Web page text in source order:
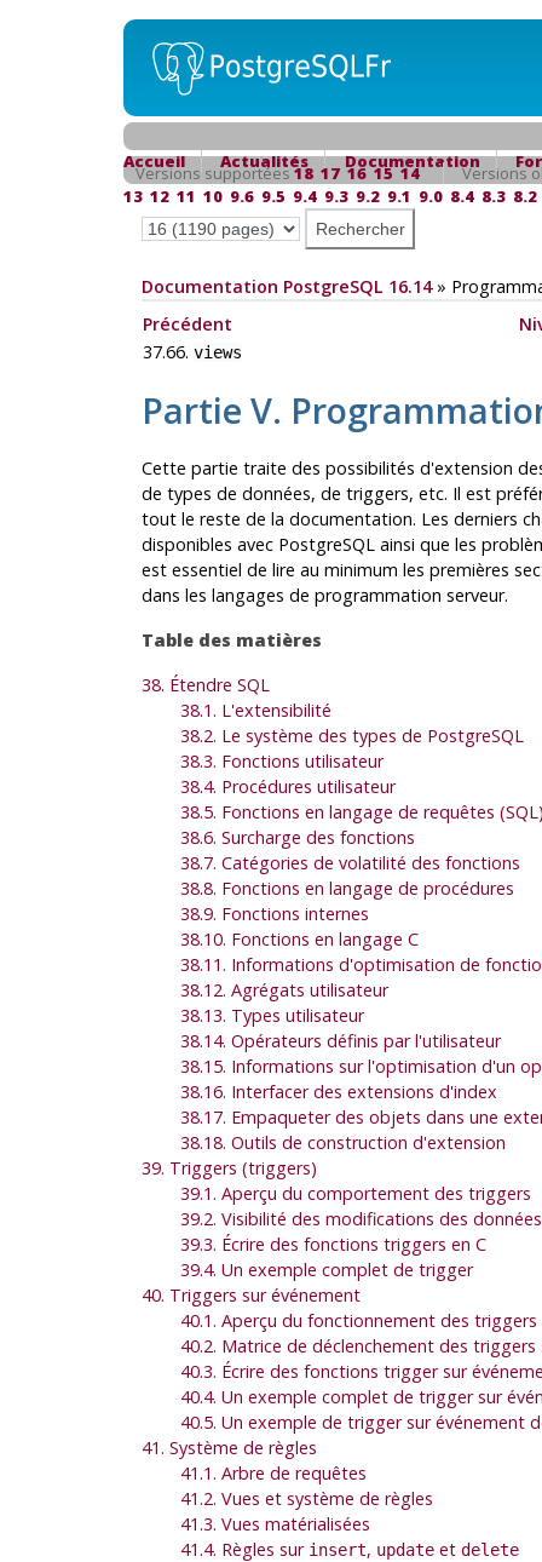
Accueil Actualités Documentation
Versions supportées18 17 16 15 14
Versions
13 12 11 10 9.6 9.5 9.4 9.3 9.2 9.1 9.0 8.4 8.3 8.2
Documentation PostgreSQL 16.14»
Précédent
37.66. views
Partie V.
Cette partie traite des possibilités d'extension
de types de données, de triggers, etc. Il est
tout le reste de la documentation. Les derniers
disponibles avec PostgreSQL ainsi que les
est essentiel de lire au minimum les premières
dans les langages de programmation serveur.
Table des matières
38. Étendre SQL
38.1. L'extensibilité
38.2. Le système des types de PostgreSQL
38.3. Fonctions utilisateur
38.4. Procédures utilisateur
38.5. Fonctions en langage de requêtes (SQL
38.6. Surcharge des fonctions
38.7. Catégories de volatilité des fonctions
38.8. Fonctions en langage de procédures
38.9. Fonctions internes
38.10. Fonctions en langage C
38.11. Informations d'optimisation de
38.12. Agrégats utilisateur
38.13. Types utilisateur
38.14. Opérateurs définis par l'utilisateur
38.15. Informations sur l'optimisation d'un
38.16. Interfacer des extensions d'index
38.17. Empaqueter des objets dans une
38.18. Outils de construction d'extension
39. Triggers (triggers)
39.1. Aperçu du comportement des triggers
39.2. Visibilité des modifications des données
39.3. Écrire des fonctions triggers en C
39.4. Un exemple complet de trigger
40. Triggers sur événement
40.1. Aperçu du fonctionnement des
40.2. Matrice de déclenchement des triggers
40.3. Écrire des fonctions trigger sur
40.4. Un exemple complet de trigger sur
40.5. Un exemple de trigger sur événement
41. Système de règles
41.1. Arbre de requêtes
41.2. Vues et système de règles
41.3. Vues matérialisées
41.4. Règles sur insert, updateet delete